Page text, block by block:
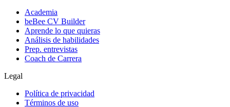
Academia
beBee CV Builder
Aprende lo que quieras
Análisis de habilidades
Prep. entrevistas
Coach de Carrera
Legal
Política de privacidad
Términos de uso